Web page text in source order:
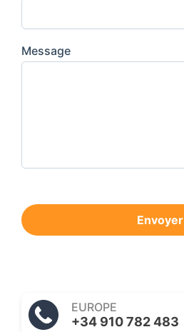
Message
Envoyer
EUROPE
+34 910 782 483